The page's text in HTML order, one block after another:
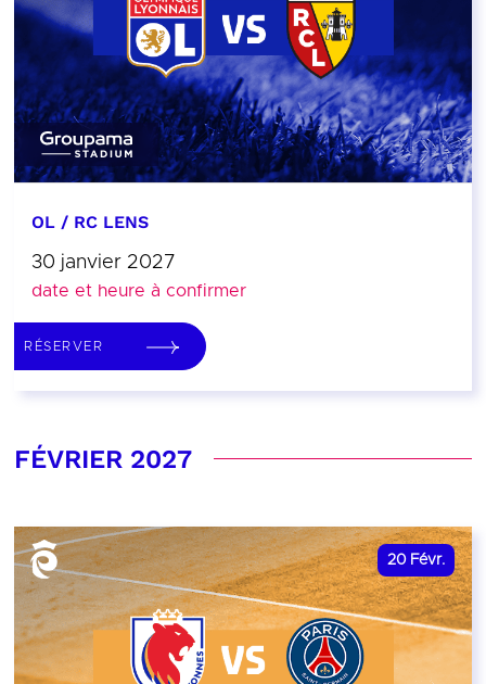
OL / RC LENS
30 janvier 2027
date et heure à confirmer
RÉSERVER
FÉVRIER 2027
20 Févr.